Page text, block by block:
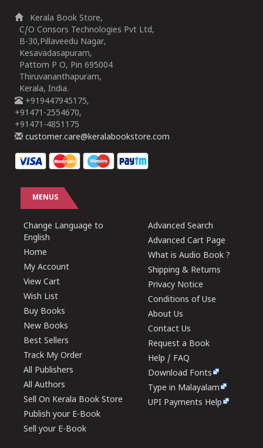
Kerala Book Store,
C/O Consors Technologies Pvt Ltd,
B-30,Pillaveedu Nagar,
Kesavadasapuram,
Pattom P O, Pin 695004
Thiruvananthapuram,
Kerala, India.
+919447945175,
+91471-2554670,
+91471-4851175
customer.care@keralabookstore.com
MENUS
Change Language to
English
Home
My Account
View Cart
Wish List
Buy Books
New Books
Best Sellers
Track My Order
All Publishers
All Authors
Sell On Kerala Book Store
Publish your E-Book
Sell your E-Book
Advanced Search
Advanced Cart Page
What is Audio Book ?
Shipping & Returns
Privacy Notice
Conditions of Use
About Us
Contact Us
Request a Book
Help / FAQ
Download Fonts
Type in Malayalam
UPI Payments Help